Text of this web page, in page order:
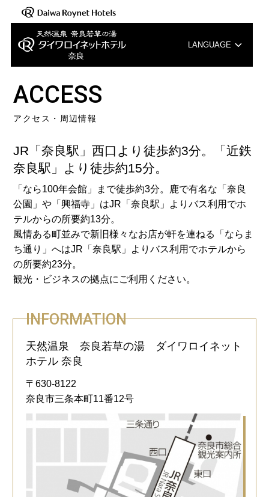
LANGUAGE
English
ACCESS
アクセス・周辺情報
JR「奈良駅」西口より徒歩約3分。「近鉄
奈良駅」より徒歩約15分。
「なら100年会館」まで徒歩約3分。鹿で有名な「奈良
公園」や「興福寺」はJR「奈良駅」よりバス利用でホ
テルからの所要約13分。
風情ある町並みで新旧様々なお店が軒を連ねる「ならま
ち通り」へはJR「奈良駅」よりバス利用でホテルから
の所要約23分。
観光・ビジネスの拠点にご利用ください。
INFORMATION
天然温泉 奈良若草の湯 ダイワロイネット
ホテル 奈良
〒630-8122
奈良市三条本町11番12号